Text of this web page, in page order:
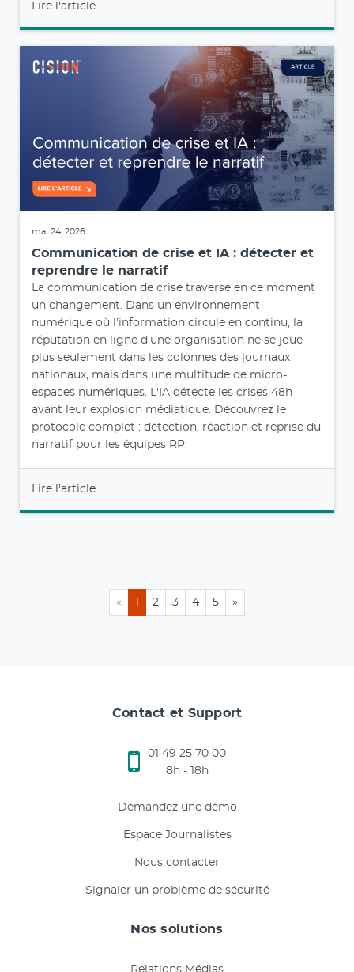
Lire l'article
mai 24, 2026
Communication de crise et IA : détecter et
reprendre le narratif
La communication de crise traverse en ce moment
un changement. Dans un environnement
numérique où l'information circule en continu, la
réputation en ligne d'une organisation ne se joue
plus seulement dans les colonnes des journaux
nationaux, mais dans une multitude de micro-
espaces numériques. L'IA détecte les crises 48h
avant leur explosion médiatique. Découvrez le
protocole complet : détection, réaction et reprise du
narratif pour les équipes RP.
Lire l'article
« 2 3 4 5 »
Contact et Support
01 49 25 70 00
8h - 18h
Demandez une démo
Espace Journalistes
Nous contacter
Signaler un problème de sécurité
Nos solutions